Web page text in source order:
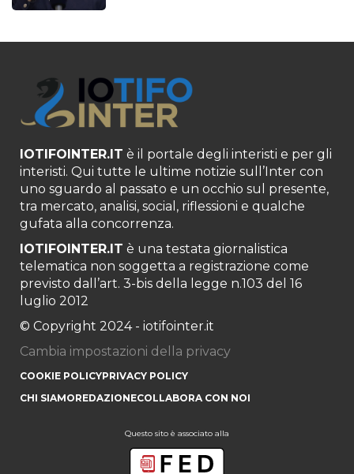
IOTIFOINTER.IT è il portale degli interisti e per gli
interisti. Qui tutte le ultime notizie sull’Inter con
uno sguardo al passato e un occhio sul presente,
tra mercato, analisi, social, riflessioni e qualche
gufata alla concorrenza.
IOTIFOINTER.IT è una testata giornalistica
telematica non soggetta a registrazione come
previsto dall’art. 3-bis della legge n.103 del 16
luglio 2012
© Copyright 2024 - iotifointer.it
Cambia impostazioni della privacy
COOKIE POLICYPRIVACY POLICY
CHI SIAMOREDAZIONECOLLABORA CON NOI
Questo sito è associato alla